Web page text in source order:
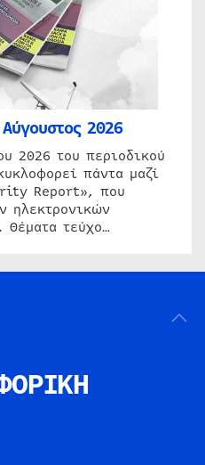
2026
2026 του περιοδικού
πάντα μαζί
Report», που
ηλεκτρονικών
Θέματα τεύχο…